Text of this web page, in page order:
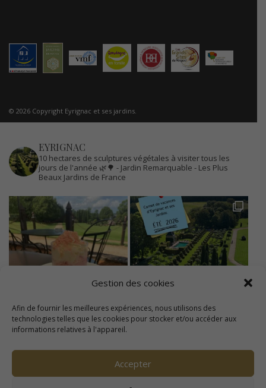
Gestion des cookies
Afin de fournir les meilleures expériences, nous utilisons des
technologies telles que les cookies pour stocker et/ou accéder aux
informations relatives à l'appareil.
Accepter
© 2026 Copyright Eyrignac et ses jardins.
EYRIGNAC
10 hectares de sculptures végétales à visiter tous les
jours de l'année 🌿🌳 - Jardin Remarquable - Les Plus
Beaux Jardins de France